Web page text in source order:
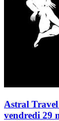
Astral
vendredi 29